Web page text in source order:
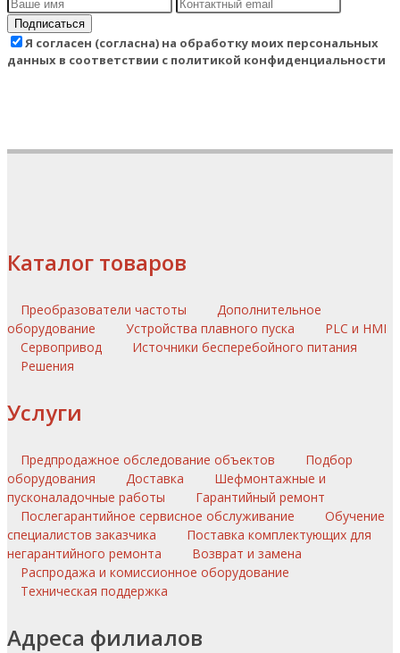
Подписаться
Я согласен (согласна) на обработку моих персональных
данных в соответствии с политикой конфиденциальности
Каталог товаров
Преобразователи частоты
Дополнительное
оборудование
Устройства плавного пуска
PLC и HMI
Сервопривод
Источники бесперебойного питания
Решения
Услуги
Предпродажное обследование объектов
Подбор
оборудования
Доставка
Шефмонтажные и
пусконаладочные работы
Гарантийный ремонт
Послегарантийное сервисное обслуживание
Обучение
специалистов заказчика
Поставка комплектующих для
негарантийного ремонта
Возврат и замена
Распродажа и комиссионное оборудование
Техническая поддержка
Адреса филиалов